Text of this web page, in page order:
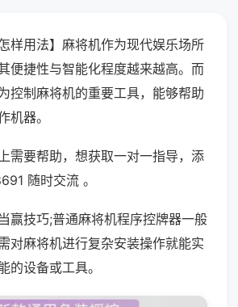
样用法】麻将机作为现代娱乐场所
便捷性与智能化程度越来越高。而
控制麻将机的重要工具，能够帮助
机器。
需要帮助，想获取一对一指导，添
随时交流 。
赢技巧;普通麻将机程序控牌器一般
对麻将机进行复杂安装操作就能实
的设备或工具。